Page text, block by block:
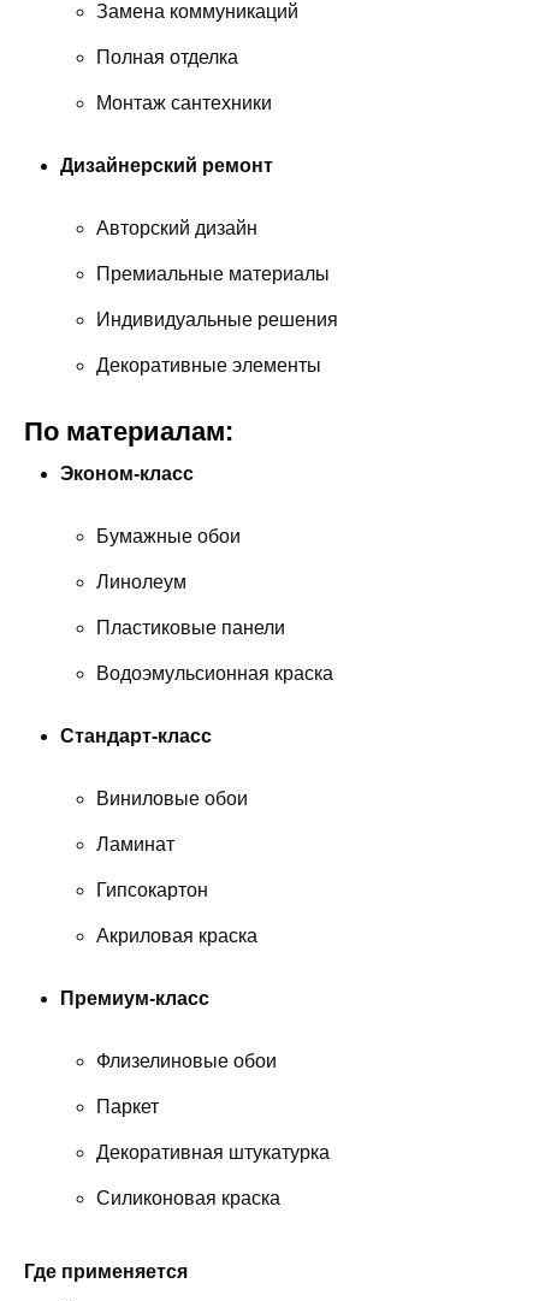
Замена коммуникаций
Полная отделка
Монтаж сантехники
Дизайнерский ремонт
Авторский дизайн
Премиальные материалы
Индивидуальные решения
Декоративные элементы
По материалам:
Эконом-класс
Бумажные обои
Линолеум
Пластиковые панели
Водоэмульсионная краска
Стандарт-класс
Виниловые обои
Ламинат
Гипсокартон
Акриловая краска
Премиум-класс
Флизелиновые обои
Паркет
Декоративная штукатурка
Силиконовая краска
Где применяется